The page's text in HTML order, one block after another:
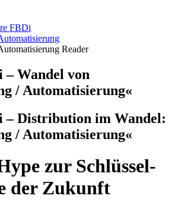
FBDi
Reader
– Wandel von
/ Automatisierung«
– Distribution im Wandel:
/ Automatisierung«
zur Schlüssel­
der Zukunft